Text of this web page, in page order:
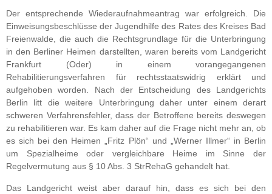
Der entsprechende Wiederaufnahmeantrag war erfolgreich. Die
Einweisungsbeschlüsse der Jugendhilfe des Rates des Kreises Bad
Freienwalde, die auch die Rechtsgrundlage für die Unterbringung
in den Berliner Heimen darstellten, waren bereits vom Landgericht
Frankfurt (Oder) in einem vorangegangenen
Rehabilitierungsverfahren für rechtsstaatswidrig erklärt und
aufgehoben worden. Nach der Entscheidung des Landgerichts
Berlin litt die weitere Unterbringung daher unter einem derart
schweren Verfahrensfehler, dass der Betroffene bereits deswegen
zu rehabilitieren war. Es kam daher auf die Frage nicht mehr an, ob
es sich bei den Heimen „Fritz Plön“ und „Werner Illmer“ in Berlin
um Spezialheime oder vergleichbare Heime im Sinne der
Regelvermutung aus § 10 Abs. 3 StrRehaG gehandelt hat.
Das Landgericht weist aber darauf hin, dass es sich bei den